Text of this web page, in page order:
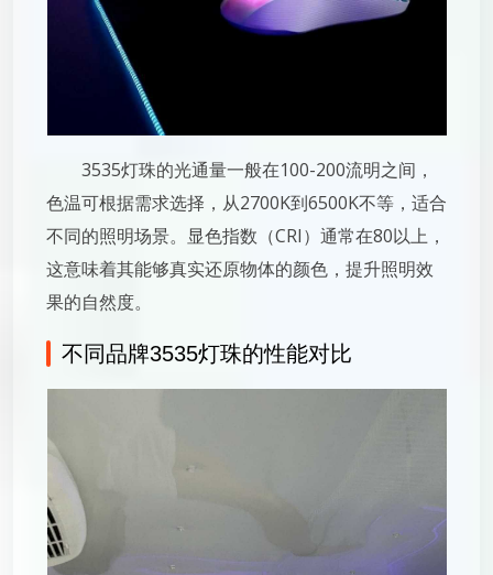
3535灯珠的光通量一般在100-200流明之间，
色温可根据需求选择，从2700K到6500K不等，适合
不同的照明场景。显色指数（CRI）通常在80以上，
这意味着其能够真实还原物体的颜色，提升照明效
果的自然度。
不同品牌3535灯珠的性能对比